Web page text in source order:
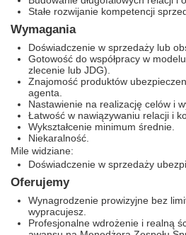
Stałe rozwijanie kompetencji
Wymagania
Doświadczenie w sprzedaży lub
Gotowość do współpracy w
zlecenie lub JDG).
Znajomość produktów
agenta.
Nastawienie na realizację celów i
Łatwość w nawiązywaniu relacji i
Wykształcenie minimum średnie.
Niekaralność.
Mile widziane:
Doświadczenie w sprzedaży
Oferujemy
Wynagrodzenie prowizyjne bez
wypracujesz.
Profesjonalne wdrożenie i realną